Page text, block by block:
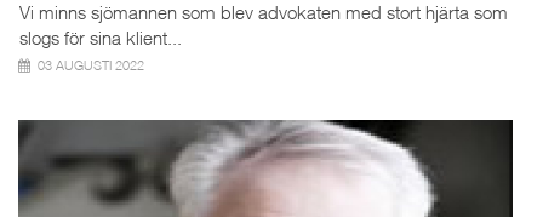
Vi minns sjömannen som blev advokaten med stort hjärta som
slogs för sina klient...
03 AUGUSTI 2022